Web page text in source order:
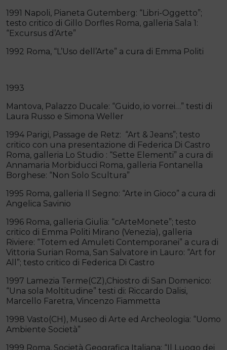
1991 Napoli, Pianeta Gutemberg: “Libri-Oggetto”;
testo critico di Gillo Dorfles Roma, galleria Sala 1:
“Excursus d’Arte”
1992 Roma, “L’Uso dell’Arte” a cura di Emma Politi
1993
Mantova, Palazzo Ducale: “Guido, io vorrei…” testi di
Laura Russo e Simona Weller
1994 Parigi, Passage de Retz: “Art & Jeans”; testo
critico con una presentazione di Federica Di Castro
Roma, galleria Lo Studio : “Sette Elementi” a cura di
Annamaria Morbiducci Roma, galleria Fontanella
Borghese: “Non Solo Scultura”
1995 Roma, galleria Il Segno: “Arte in Gioco” a cura di
Angelica Savinio
1996 Roma, galleria Giulia: “cArteMonete”; testo
critico di Emma Politi Mirano (Venezia), galleria
Riviere: “Totem ed Amuleti Contemporanei” a cura di
Vittoria Surian Roma, San Salvatore in Lauro: “Art for
All”; testo critico di Federica Di Castro
1997 Lamezia Terme(CZ),Chiostro di San Domenico:
“Una sola Moltitudine” testi di: Riccardo Dalisi,
Marcello Faretra, Vincenzo Fiammetta
1998 Vasto(CH), Museo di Arte ed Archeologia: “Uomo
Ambiente Società”
1999 Roma, Società Geografica Italiana: “Il Luogo dei